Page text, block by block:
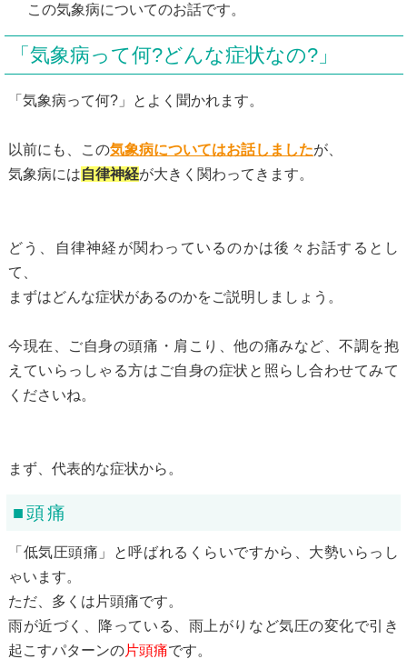
この気象病についてのお話です。
「気象病って何?どんな症状なの?」
「気象病って何?」とよく聞かれます。
以前にも、この気象病についてはお話しましたが、
気象病には自律神経が大きく関わってきます。
どう、自律神経が関わっているのかは後々お話するとし
て、
まずはどんな症状があるのかをご説明しましょう。
今現在、ご自身の頭痛・肩こり、他の痛みなど、不調を抱
えていらっしゃる方はご自身の症状と照らし合わせてみて
くださいね。
まず、代表的な症状から。
■頭痛
「低気圧頭痛」と呼ばれるくらいですから、大勢いらっし
ゃいます。
ただ、多くは片頭痛です。
雨が近づく、降っている、雨上がりなど気圧の変化で引き
起こすパターンの片頭痛です。